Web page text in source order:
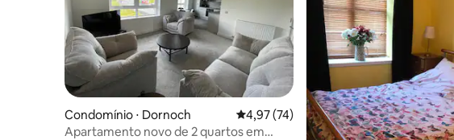
Condomínio ⋅ Dornoch 4,97 de uma avaliação média de 5, 74
4,97 (74)
Apartamento novo de 2 quartos em